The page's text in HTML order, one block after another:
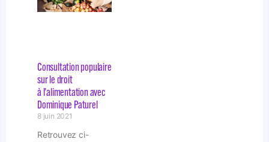
Consultation populaire
sur le droit
à l’alimentation avec
Dominique Paturel
8 juin 2021
Retrouvez ci-